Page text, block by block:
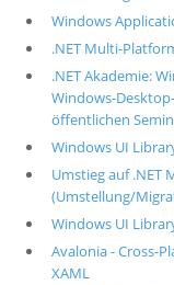
Windows
.NET Multi-
.NET Akademie:
Windows-
öffentlichen
Windows UI
Umstieg auf .NET
(Umstellung/
Windows UI
Avalonia - Cross-
XAML